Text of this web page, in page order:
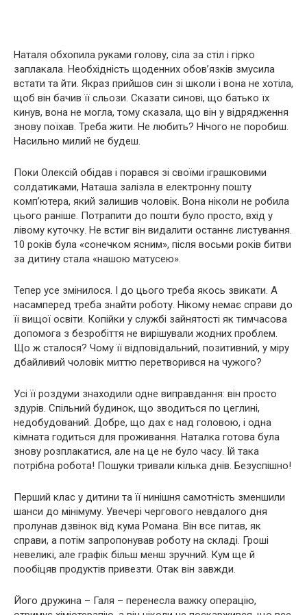
Наталя обхопила руками голову, сіла за стіл і гірко
заплакала. Необхідність щоденних обов’язків змусила
встати та йти. Якраз прийшов син зі школи і вона не хотіла,
щоб він бачив її сльози. Сказати синові, що батько їх
кинув, вона не могла, тому сказала, що він у відрядження
знову поїхав. Треба жити. Не любить? Нічого не поробиш.
Насильно милий не будеш.
Поки Олексій обідав і порався зі своїми іграшковими
солдатиками, Наташа залізла в електронну пошту
комп’ютера, який залишив чоловік. Вона ніколи не робила
цього раніше. Потрапити до пошти було просто, вхід у
лівому куточку. Не встиг він видалити останнє листування.
10 років була «сонечком ясним», після восьми років битви
за дитину стала «нашою матусею».
Тепер усе змінилося. І до цього треба якось звикати. А
насамперед треба знайти роботу. Нікому немає справи до
її вищої освіти. Копійки у службі зайнятості як тимчасова
допомога з безробіття не вирішували жодних проблем.
Що ж сталося? Чому її відповідальний, позитивний, у міру
дбайливий чоловік миттю перетворився на чужого?
Усі її роздуми знаходили одне виправдання: він просто
здурів. Спільний будинок, що зводиться по цеглині,
недобудований. Добре, що дах є над головою, і одна
кімната годиться для проживання. Наталка готова була
знову розплакатися, але на це не було часу. Їй така
потрібна робота! Пошуки тривали кілька днів. Безуспішно!
Перший клас у дитини та її нинішня самотність зменшили
шанси до мінімуму. Увечері чергового невдалого дня
пролунав дзвінок від кума Романа. Він все питав, як
справи, а потім запропонував роботу на складі. Гроші
невеликі, але графік більш менш зручний. Кум ще й
пообіцяв продуктів привезти. Отак він завжди.
Його дружина – Галя – перенесла важку операцію,